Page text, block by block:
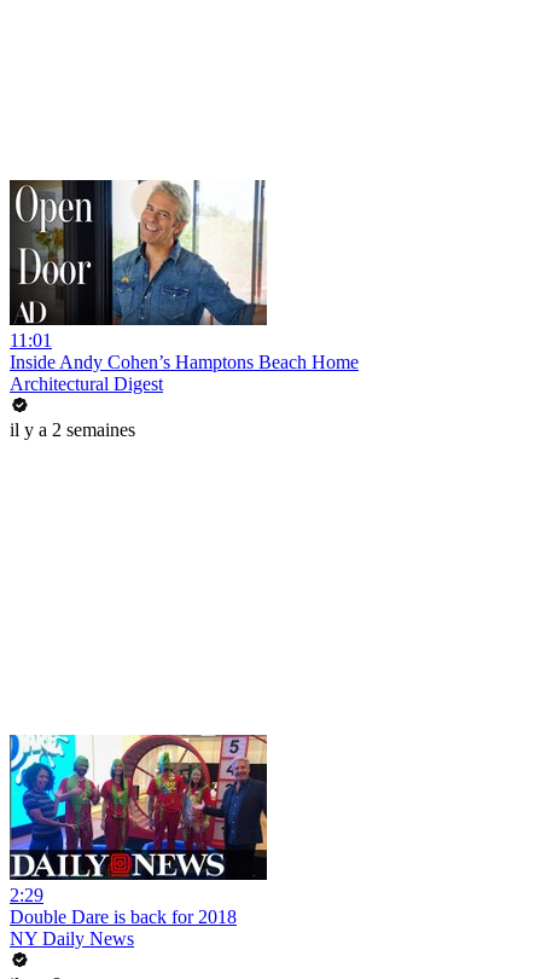
11:01
Inside Andy Cohen’s Hamptons Beach Home
Architectural Digest
il y a 2 semaines
2:29
Double Dare is back for 2018
NY Daily News